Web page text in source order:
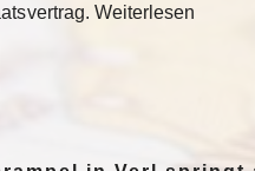
Weiterlesen